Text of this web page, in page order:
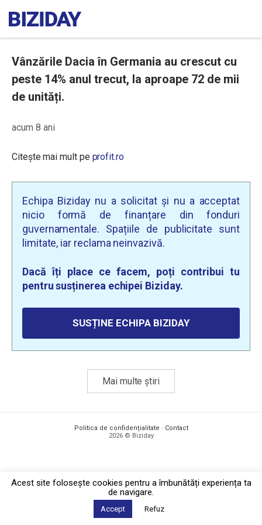
Vânzările Dacia în Germania au crescut cu
peste 14% anul trecut, la aproape 72 de mii
de unități.
acum 8 ani
Citește mai mult pe profit.ro
Echipa Biziday nu a solicitat și nu a acceptat
nicio formă de finanțare din fonduri
guvernamentale. Spațiile de publicitate sunt
limitate, iar reclama neinvazivă.
Dacă îți place ce facem, poți contribui tu
pentru susținerea echipei Biziday.
SUSȚINE ECHIPA BIZIDAY
Mai multe știri
Politica de confidențialitate · Contact
2026 © Biziday
Acest site foloseşte cookies pentru a îmbunătăți experiența ta
de navigare.
Accept Refuz